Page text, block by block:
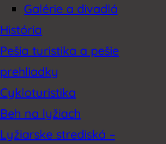
Galérie a divadlá
História
Pešia turistika a pešie
prehliadky
Cykloturistika
Beh na lyžiach
Lyžiarske strediská –